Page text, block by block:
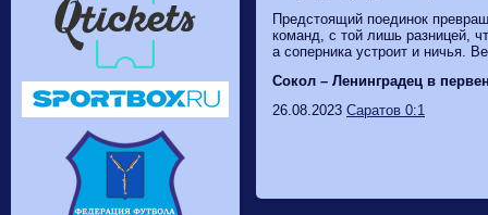
Предстоящий поединок
команд, с той лишь разницей,
а соперника устроит и ничья.
Сокол – Ленинградец в
26.08.2023 Саратов 0:1